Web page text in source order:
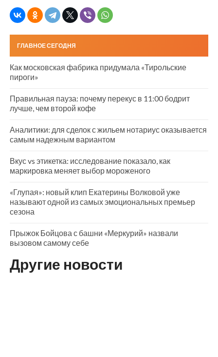
ГЛАВНОЕ СЕГОДНЯ
Как московская фабрика придумала «Тирольские
пироги»
Правильная пауза: почему перекус в 11:00 бодрит
лучше, чем второй кофе
Аналитики: для сделок с жильем нотариус оказывается
самым надежным вариантом
Вкус vs этикетка: исследование показало, как
маркировка меняет выбор мороженого
«Глупая»: новый клип Екатерины Волковой уже
называют одной из самых эмоциональных премьер
сезона
Прыжок Бойцова с башни «Меркурий» назвали
вызовом самому себе
Другие новости